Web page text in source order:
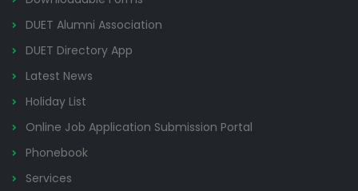
DUET Alumni Association
DUET Directory App
Latest News
Holiday List
Online Job Application Submission Portal
Phonebook
Services